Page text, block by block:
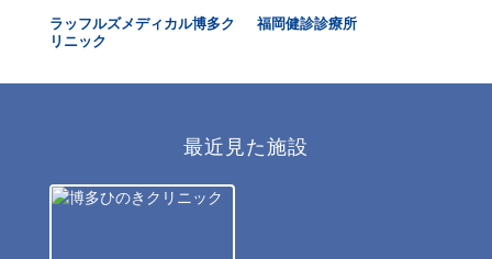
ラッフルズメディカル博多ク
リニック
福岡健診診療所
最近見た施設